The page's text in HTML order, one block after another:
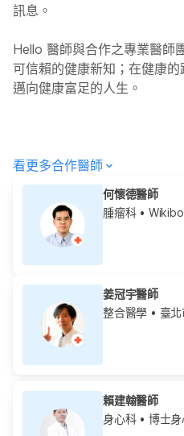
訊息。
Hello 醫師與合作之專業醫師
可信賴的健康新知；在健康
邁向健康富足的人生。
看更多合作醫師
何懷德醫師
腫瘤科•
姜冠宇醫師
整合醫學 • 臺
賴建翰醫師
身心科• 博士身